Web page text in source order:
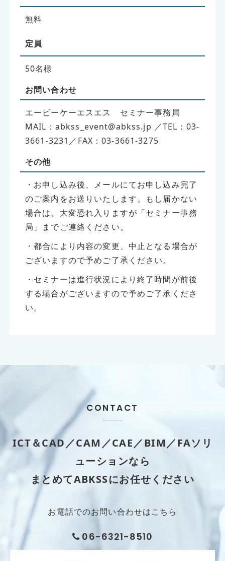
無料
定員
50名様
お問い合わせ
エービーケーエスエス セミナー事務局
MAIL：abkss_event@abkss.jp ／TEL：03-
3661-3231／FAX：03-3661-3275
その他
・お申し込み後、メールにてお申し込み完了
のご案内をお送りいたします。もし届かない
場合は、大変恐れ入りますが「セミナー事務
局」までご連絡ください。
・都合により内容の変更、中止となる場合が
ございますので予めご了承ください。
・セミナーは進行状況により終了時間が前後
する場合がございますので予めご了承くださ
い。
CONTACT
ICT＆CAD／CAM／CAE／BIM／FAソリ
ューションなら
まとめてABKSSにお任せください
お電話でのお問い合わせはこちら
06-6321-8510